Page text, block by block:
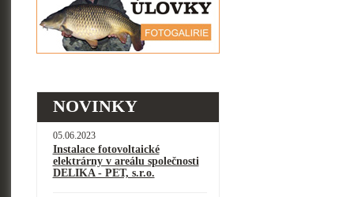
NOVINKY
05.06.2023
Instalace fotovoltaické
elektrárny v areálu společnosti
DELIKA - PET, s.r.o.